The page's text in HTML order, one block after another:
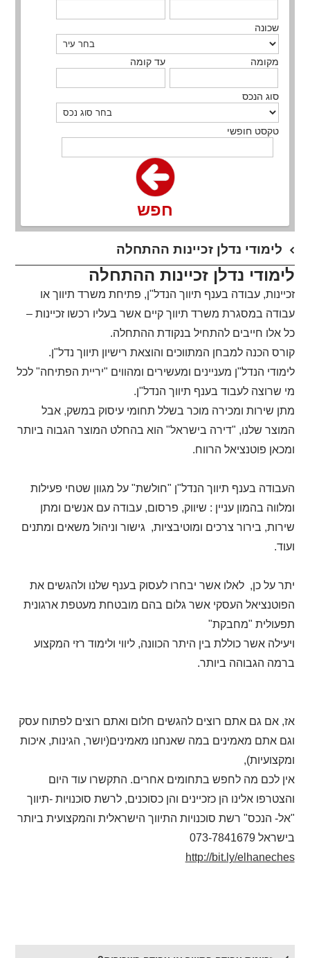
שכונה
מקומה עד קומה
סוג הנכס
טקסט חופשי
חפש
לימודי נדלן זכיינות ההתחלה
לימודי נדלן זכיינות ההתחלה
זכיינות, עבודה בענף תיווך הנדל"ן, פתיחת משרד תיווך או
עבודה במסגרת משרד תיווך קיים אשר בעליו רכשו זכיינות –
כל אלו חייבים להתחיל בנקודת ההתחלה.
קורס הכנה למבחן המתווכים והוצאת רישיון תיווך נדל"ן.
לימודי הנדל"ן מעניינים ומעשירים ומהווים "יריית הפתיחה" לכל
מי שרוצה לעבוד בענף תיווך הנדל"ן.
מתן שירות ומכירה מוכר בשלל תחומי עיסוק במשק, אבל
המוצר שלנו, "דירה בישראל" הוא בהחלט המוצר הגבוה ביותר
ומכאן פוטנציאל הרווח.
העבודה בענף תיווך הנדל"ן "חולשת" על מגוון שטחי פעילות
ומלווה בהמון עניין : שיווק, פרסום, עבודה עם אנשים ומתן
שירות, בירור צרכים ומוטיבציות, גישור וניהול משאים ומתנים
ועוד.
יתר על כן, לאלו אשר יבחרו לעסוק בענף שלנו ולהגשים את
הפוטנציאל העסקי אשר גלום בהם מובטחת מעטפת ארגונית
תפעולית "מחבקת"
ויעילה אשר כוללת בין היתר הכוונה, ליווי ולימוד רזי המקצוע
ברמה הגבוהה ביותר.
אז, אם גם אתם רוצים להגשים חלום ואתם רוצים לפתוח עסק
וגם אתם מאמינים במה שאנחנו מאמינים(יושר, הגינות, איכות
ומקצועיות),
אין לכם מה לחפש בתחומים אחרים. התקשרו עוד היום
והצטרפו אלינו הן כזכיינים והן כסוכנים, לרשת סוכנויות -תיווך
"אל- הנכס" רשת סוכנויות התיווך הישראלית והמקצועית ביותר
בישראל 073-7841679
http://bit.ly/elhaneches